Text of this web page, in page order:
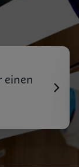
einen